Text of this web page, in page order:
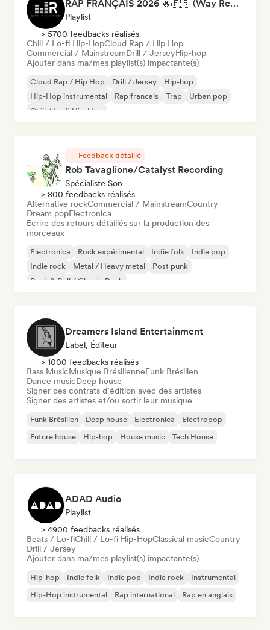
RAP FRANÇAIS 2026 🔥🇫🇷 (Way Records)
Playlist
> 5700 feedbacks réalisés
Chill / Lo-fi Hip-HopCloud Rap / Hip Hop
Commercial / MainstreamDrill / JerseyHip-hop
Ajouter dans ma/mes playlist(s) impactante(s)
Cloud Rap / Hip Hop Drill / Jersey
Hip-hop
Hip-Hop instrumental
Rap francais Trap
Urban pop
Chill / Lo-fi Hip-Hop
Feedback détaillé
Rob Tavaglione/Catalyst Recording
Spécialiste Son
> 800 feedbacks réalisés
Alternative rockCommercial / MainstreamCountry
Dream popElectronica
Ecrire des retours détaillés sur la production des
morceaux
Electronica Rock expérimental Indie folk
Indie pop
Indie rock
Metal / Heavy metal
Post punk
Rock & Roll / Classic Rock
Dreamers Island Entertainment
Label, Éditeur
> 1000 feedbacks réalisés
Bass MusicMusique BrésilienneFunk Brésilien
Dance musicDeep house
Signer des contrats d’édition avec des artistes
Signer des artistes et/ou sortir leur musique
Funk Brésilien Deep house Electronica
Electropop
Future house
Hip-hop House music Tech House
ADAD Audio
Playlist
> 4900 feedbacks réalisés
Beats / Lo-fiChill / Lo-fi Hip-HopClassical musicCountry
Drill / Jersey
Ajouter dans ma/mes playlist(s) impactante(s)
Hip-hop Indie folk Indie pop Indie rock
Instrumental
Hip-Hop instrumental
Rap international Rap en anglais